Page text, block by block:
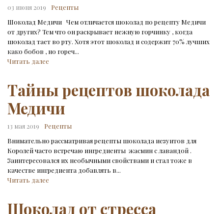
03 июня 2019
Рецепты
Шоколад Медичи Чем отличается шоколад по рецепту Медичи
от других? Тем что он раскрывает нежную горчинку , когда
шоколад тает во рту. Хотя этот шоколад и содержит 70% лучших
како бобов , но гореч...
Читать далее
Тайны рецептов шоколада
Медичи
13 мая 2019
Рецепты
Внимательно рассматривая рецепты шоколада иезуитов для
Королей часто встречаю ингредиенты жасмин с лавандой .
Заинтересовался их необычными свойствами и стал тоже в
качестве ингредиента добавлять в...
Читать далее
Шоколад от стресса